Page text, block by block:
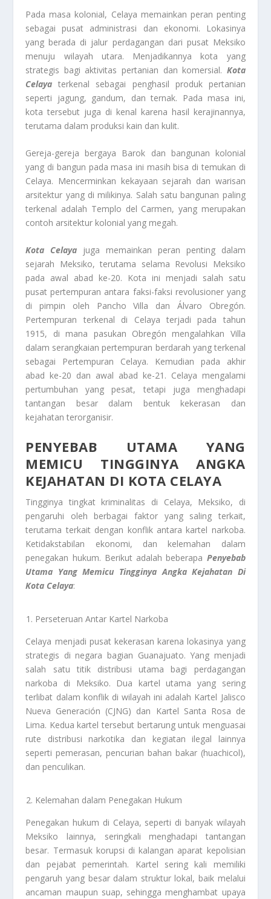
Pada masa kolonial, Celaya memainkan peran penting
sebagai pusat administrasi dan ekonomi. Lokasinya
yang berada di jalur perdagangan dari pusat Meksiko
menuju wilayah utara. Menjadikannya kota yang
strategis bagi aktivitas pertanian dan komersial. Kota
Celaya terkenal sebagai penghasil produk pertanian
seperti jagung, gandum, dan ternak. Pada masa ini,
kota tersebut juga di kenal karena hasil kerajinannya,
terutama dalam produksi kain dan kulit.
Gereja-gereja bergaya Barok dan bangunan kolonial
yang di bangun pada masa ini masih bisa di temukan di
Celaya. Mencerminkan kekayaan sejarah dan warisan
arsitektur yang di milikinya. Salah satu bangunan paling
terkenal adalah Templo del Carmen, yang merupakan
contoh arsitektur kolonial yang megah.
Kota Celaya juga memainkan peran penting dalam
sejarah Meksiko, terutama selama Revolusi Meksiko
pada awal abad ke-20. Kota ini menjadi salah satu
pusat pertempuran antara faksi-faksi revolusioner yang
di pimpin oleh Pancho Villa dan Álvaro Obregón.
Pertempuran terkenal di Celaya terjadi pada tahun
1915, di mana pasukan Obregón mengalahkan Villa
dalam serangkaian pertempuran berdarah yang terkenal
sebagai Pertempuran Celaya. Kemudian pada akhir
abad ke-20 dan awal abad ke-21. Celaya mengalami
pertumbuhan yang pesat, tetapi juga menghadapi
tantangan besar dalam bentuk kekerasan dan
kejahatan terorganisir.
PENYEBAB UTAMA YANG
MEMICU TINGGINYA ANGKA
KEJAHATAN DI KOTA CELAYA
Tingginya tingkat kriminalitas di Celaya, Meksiko, di
pengaruhi oleh berbagai faktor yang saling terkait,
terutama terkait dengan konflik antara kartel narkoba.
Ketidakstabilan ekonomi, dan kelemahan dalam
penegakan hukum. Berikut adalah beberapa Penyebab
Utama Yang Memicu Tingginya Angka Kejahatan Di
Kota Celaya:
Perseteruan Antar Kartel Narkoba
Celaya menjadi pusat kekerasan karena lokasinya yang
strategis di negara bagian Guanajuato. Yang menjadi
salah satu titik distribusi utama bagi perdagangan
narkoba di Meksiko. Dua kartel utama yang sering
terlibat dalam konflik di wilayah ini adalah Kartel Jalisco
Nueva Generación (CJNG) dan Kartel Santa Rosa de
Lima. Kedua kartel tersebut bertarung untuk menguasai
rute distribusi narkotika dan kegiatan ilegal lainnya
seperti pemerasan, pencurian bahan bakar (huachicol),
dan penculikan.
Kelemahan dalam Penegakan Hukum
Penegakan hukum di Celaya, seperti di banyak wilayah
Meksiko lainnya, seringkali menghadapi tantangan
besar. Termasuk korupsi di kalangan aparat kepolisian
dan pejabat pemerintah. Kartel sering kali memiliki
pengaruh yang besar dalam struktur lokal, baik melalui
ancaman maupun suap, sehingga menghambat upaya